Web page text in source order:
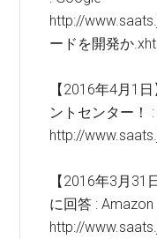
http://
ードを開発か
【2016年4月1
ントセンター！
http://
【2016年3月
に回答 : Amazon
http://